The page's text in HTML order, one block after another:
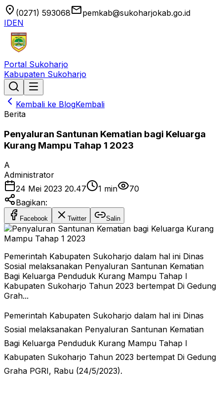
location_on (0271) 593068emailpemkab@sukoharjokab.go.id
IDEN
Portal Sukoharjo
Kabupaten Sukoharjo
Kembali ke BlogKembali
Berita
Penyaluran Santunan Kematian bagi Keluarga
Kurang Mampu Tahap 1 2023
A
Administrator
24 Mei 2023 20.47
1 min
70
Bagikan:
Facebook Twitter Salin
Pemerintah Kabupaten Sukoharjo dalam hal ini Dinas
Sosial melaksanakan Penyaluran Santunan Kematian
Bagi Keluarga Penduduk Kurang Mampu Tahap I
Kabupaten Sukoharjo Tahun 2023 bertempat Di Gedung
Grah...
Pemerintah Kabupaten Sukoharjo dalam hal ini Dinas
Sosial melaksanakan Penyaluran Santunan Kematian
Bagi Keluarga Penduduk Kurang Mampu Tahap I
Kabupaten Sukoharjo Tahun 2023 bertempat Di Gedung
Graha PGRI, Rabu (24/5/2023).